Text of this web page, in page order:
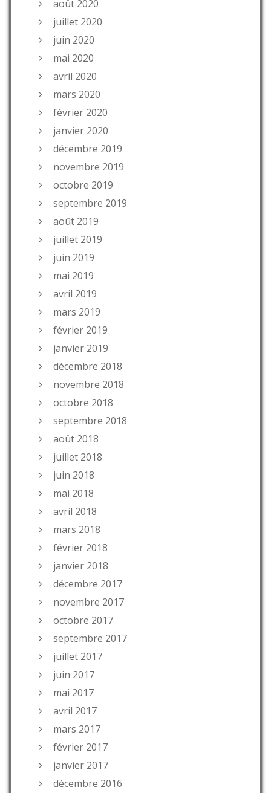
août 2020
juillet 2020
juin 2020
mai 2020
avril 2020
mars 2020
février 2020
janvier 2020
décembre 2019
novembre 2019
octobre 2019
septembre 2019
août 2019
juillet 2019
juin 2019
mai 2019
avril 2019
mars 2019
février 2019
janvier 2019
décembre 2018
novembre 2018
octobre 2018
septembre 2018
août 2018
juillet 2018
juin 2018
mai 2018
avril 2018
mars 2018
février 2018
janvier 2018
décembre 2017
novembre 2017
octobre 2017
septembre 2017
juillet 2017
juin 2017
mai 2017
avril 2017
mars 2017
février 2017
janvier 2017
décembre 2016